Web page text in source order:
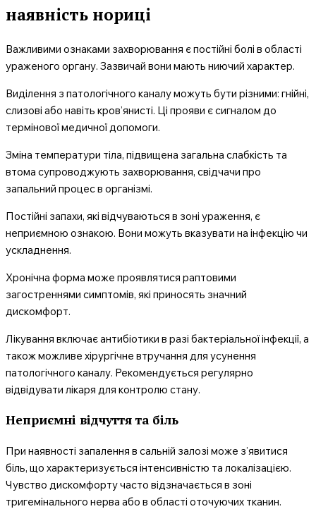
наявність нориці
Важливими ознаками захворювання є постійні болі в області
ураженого органу. Зазвичай вони мають ниючий характер.
Виділення з патологічного каналу можуть бути різними: гнійні,
слизові або навіть кров’янисті. Ці прояви є сигналом до
термінової медичної допомоги.
Зміна температури тіла, підвищена загальна слабкість та
втома супроводжують захворювання, свідчачи про
запальний процес в організмі.
Постійні запахи, які відчуваються в зоні ураження, є
неприємною ознакою. Вони можуть вказувати на інфекцію чи
ускладнення.
Хронічна форма може проявлятися раптовими
загостреннями симптомів, які приносять значний
дискомфорт.
Лікування включає антибіотики в разі бактеріальної інфекції, а
також можливе хірургічне втручання для усунення
патологічного каналу. Рекомендується регулярно
відвідувати лікаря для контролю стану.
Неприємні відчуття та біль
При наявності запалення в сальній залозі може з’явитися
біль, що характеризується інтенсивністю та локалізацією.
Чувство дискомфорту часто відзначається в зоні
тригемінального нерва або в області оточуючих тканин.